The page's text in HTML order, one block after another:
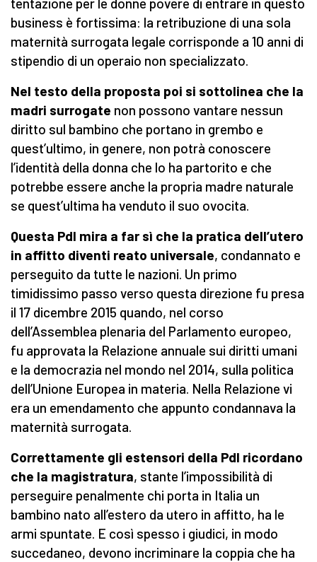
tentazione per le donne povere di entrare in questo
business è fortissima: la retribuzione di una sola
maternità surrogata legale corrisponde a 10 anni di
stipendio di un operaio non specializzato.
Nel testo della proposta poi si sottolinea che la
madri surrogate non possono vantare nessun
diritto sul bambino che portano in grembo e
quest’ultimo, in genere, non potrà conoscere
l’identità della donna che lo ha partorito e che
potrebbe essere anche la propria madre naturale
se quest’ultima ha venduto il suo ovocita.
Questa Pdl mira a far sì che la pratica dell’utero
in affitto diventi reato universale, condannato e
perseguito da tutte le nazioni. Un primo
timidissimo passo verso questa direzione fu presa
il 17 dicembre 2015 quando, nel corso
dell’Assemblea plenaria del Parlamento europeo,
fu approvata la Relazione annuale sui diritti umani
e la democrazia nel mondo nel 2014, sulla politica
dell’Unione Europea in materia. Nella Relazione vi
era un emendamento che appunto condannava la
maternità surrogata.
Correttamente gli estensori della Pdl ricordano
che la magistratura, stante l’impossibilità di
perseguire penalmente chi porta in Italia un
bambino nato all’estero da utero in affitto, ha le
armi spuntate. E così spesso i giudici, in modo
succedaneo, devono incriminare la coppia che ha